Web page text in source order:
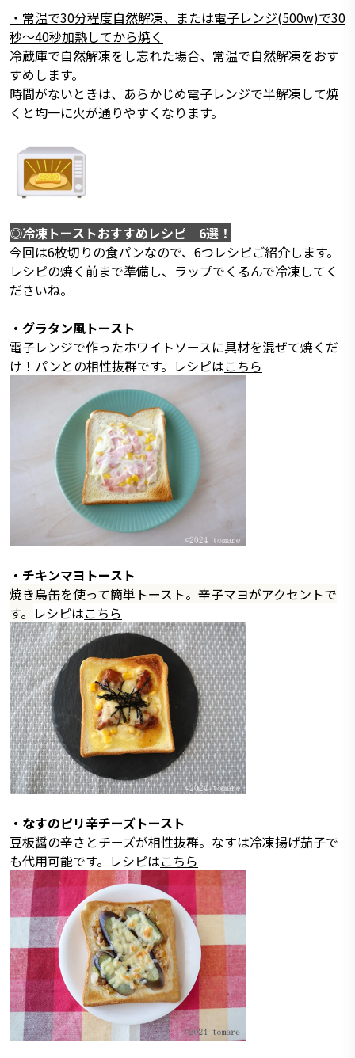
・常温で30分程度自然解凍、または電子レンジ(500w)で30
秒～40秒加熱してから焼く
冷蔵庫で自然解凍をし忘れた場合、常温で自然解凍をおす
すめします。
時間がないときは、あらかじめ電子レンジで半解凍して焼
くと均一に火が通りやすくなります。
◎冷凍トーストおすすめレシピ 6選！
今回は6枚切りの食パンなので、6つレシピご紹介します。
レシピの焼く前まで準備し、ラップでくるんで冷凍してく
ださいね。
・グラタン風トースト
電子レンジで作ったホワイトソースに具材を混ぜて焼くだ
け！パンとの相性抜群です。レシピはこちら
・チキンマヨトースト
焼き鳥缶を使って簡単トースト。辛子マヨがアクセントで
す。 レシピはこちら
・なすのピリ辛チーズトースト
豆板醤の辛さとチーズが相性抜群。なすは冷凍揚げ茄子で
も代用可能です。レシピはこちら